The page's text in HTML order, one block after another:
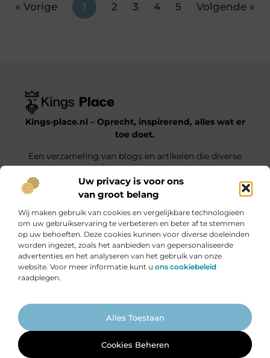
Uw privacy is voor ons
van groot belang
Wij maken gebruik van cookies en vergelijkbare technologieën
om uw gebruikservaring te verbeteren en beter af te stemmen
op uw behoeften. Deze cookies kunnen voor diverse doeleinden
worden ingezet, zoals het aanbieden van gepersonaliseerde
advertenties en het analyseren van het gebruik van onze
website. Voor meer informatie kunt u ons cookiebeleid
raadplegen.
Alles Toestaan
Cookies Beheren
Ga Naar
« Vorige 1 2 3 4 5 Volgende »
Kings-place.nl – Oprecht, inspirerend, alles wat er
toe doet.
Een verzameling van blogs en artikelen die diverse
onderwerpen uit het dagelijks leven belichten.
Onze informatie
Bericht categorie
@2025 www.kings-place.nl. All Right Reserved.